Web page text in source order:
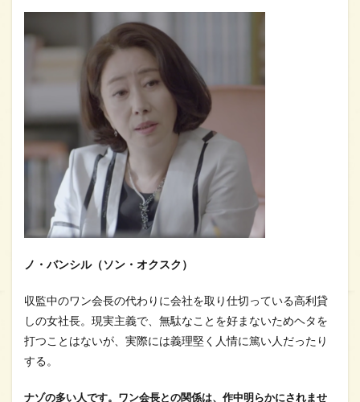
ノ・バンシル（ソン・オクスク）
収監中のワン会長の代わりに会社を取り仕切っている高利貸
しの女社長。現実主義で、無駄なことを好まないためヘタを
打つことはないが、実際には義理堅く人情に篤い人だったり
する。
ナゾの多い人です。ワン会長との関係は、作中明らかにされませ